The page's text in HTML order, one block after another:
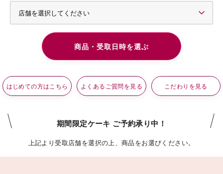
はじめての方はこちら よくあるご質問を見る こだわりを見る
期間限定ケーキ ご予約承り中！
上記より受取店舗を選択の上、商品をお選びください。